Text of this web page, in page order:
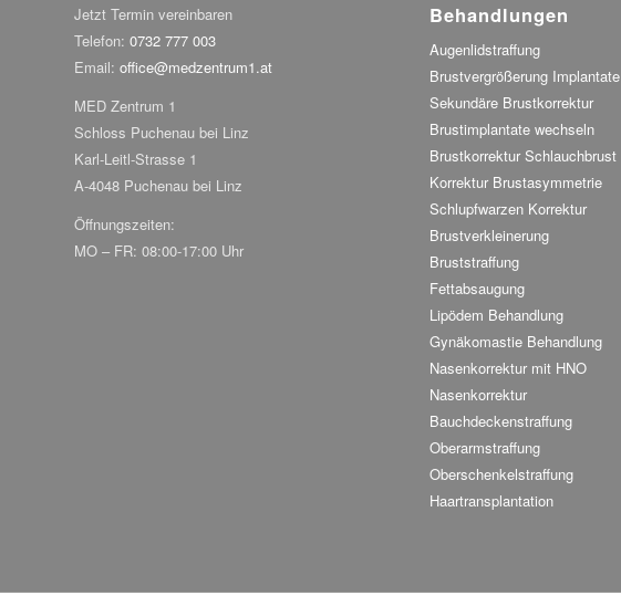
Jetzt Termin vereinbaren
Telefon: 0732 777 003
Email: office@medzentrum1.at
MED Zentrum 1
Schloss Puchenau bei Linz
Karl-Leitl-Strasse 1
A-4048 Puchenau bei Linz
Öffnungszeiten:
MO – FR: 08:00-17:00 Uhr
Behandlungen
Augenlidstraffung
Brustvergrößerung Implantate
Sekundäre Brustkorrektur
Brustimplantate wechseln
Brustkorrektur Schlauchbrust
Korrektur Brustasymmetrie
Schlupfwarzen Korrektur
Brustverkleinerung
Bruststraffung
Fettabsaugung
Lipödem Behandlung
Gynäkomastie Behandlung
Nasenkorrektur mit HNO
Nasenkorrektur
Bauchdeckenstraffung
Oberarmstraffung
Oberschenkelstraffung
Haartransplantation